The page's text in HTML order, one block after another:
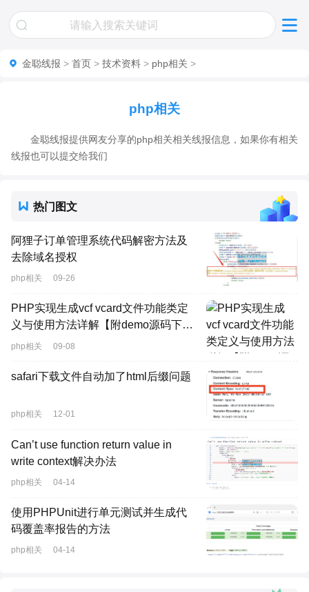
金聪线报 > 首页 > 技术资料 > php相关 >
php相关
金聪线报提供网友分享的php相关相关线报信息，如果你有相关
线报也可以提交给我们
热门图文
阿狸子订单管理系统代码解密方法及
去除域名授权
php相关 09-26
PHP实现生成vcf vcard文件功能类定
义与使用方法详解【附demo源码下
载】 原创
php相关 09-08
safari下载文件自动加了html后缀问题
php相关 12-01
Can’t use function return value in
write context解决办法
php相关 04-14
使用PHPUnit进行单元测试并生成代
码覆盖率报告的方法
php相关 04-14